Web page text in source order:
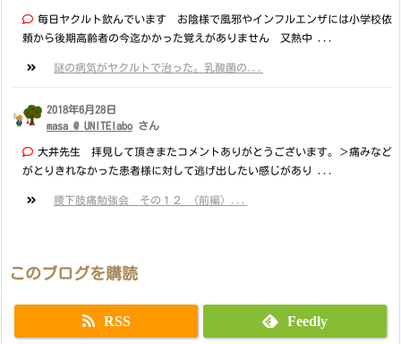
毎日ヤクルト飲んでいます お陰様で風邪やインフルエンザには小学校依
頼から後期高齢者の今迄かかった覚えがありません 又熱中 ...
謎の病気がヤクルトで治った。乳酸菌の...
2018年6月28日
masa @ UNITElabo さん
大井先生 拝見して頂きまたコメントありがとうございます。＞痛みなど
がとりきれなかった患者様に対して逃げ出したい感じがあり ...
腰下肢痛勉強会 その１２ （前編）...
このブログを購読
RSS Feedly